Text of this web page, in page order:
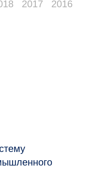
2017 2016